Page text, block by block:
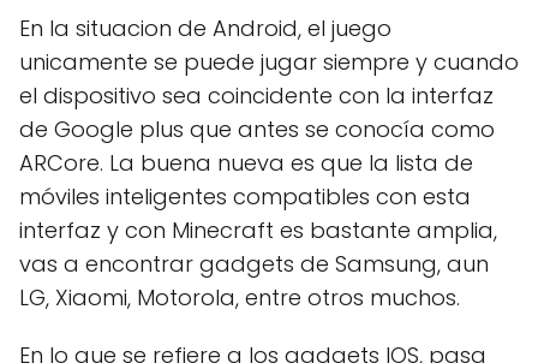
En la situacion de Android, el juego
unicamente se puede jugar siempre y cuando
el dispositivo sea coincidente con la interfaz
de Google plus que antes se conocía como
ARCore. La buena nueva es que la lista de
móviles inteligentes compatibles con esta
interfaz y con Minecraft es bastante amplia,
vas a encontrar gadgets de Samsung, aun
LG, Xiaomi, Motorola, entre otros muchos.
En lo que se refiere a los gadgets IOS, pasa